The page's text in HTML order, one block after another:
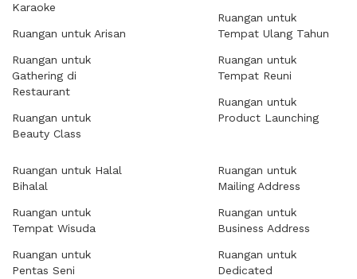
Karaoke
Ruangan untuk Arisan
Ruangan untuk
Gathering di
Restaurant
Ruangan untuk
Beauty Class
Ruangan untuk
Tempat Ulang Tahun
Ruangan untuk
Tempat Reuni
Ruangan untuk
Product Launching
Ruangan untuk Halal
Bihalal
Ruangan untuk
Tempat Wisuda
Ruangan untuk
Pentas Seni
Ruangan untuk
Mailing Address
Ruangan untuk
Business Address
Ruangan untuk
Dedicated